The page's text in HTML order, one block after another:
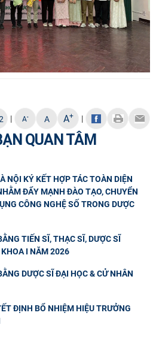
| A- A A+ |
QUAN TÂM
NỘI KÝ KẾT HỢP TÁC TOÀN DIỆN
ĐẨY MẠNH ĐÀO TẠO, CHUYỂN
CÔNG NGHỆ SỐ TRONG DƯỢC
TIẾN SĨ, THẠC SĨ, DƯỢC SĨ
KHOA I NĂM 2026
DƯỢC SĨ ĐẠI HỌC & CỬ NHÂN
ĐỊNH BỔ NHIỆM HIỆU TRƯỞNG